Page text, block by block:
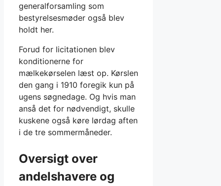
generalforsamling som
bestyrelsesmøder også blev
holdt her.
Forud for licitationen blev
konditionerne for
mælkekørselen læst op. Kørslen
den gang i 1910 foregik kun på
ugens søgnedage. Og hvis man
anså det for nødvendigt, skulle
kuskene også køre lørdag aften
i de tre sommermåneder.
Oversigt over
andelshavere og